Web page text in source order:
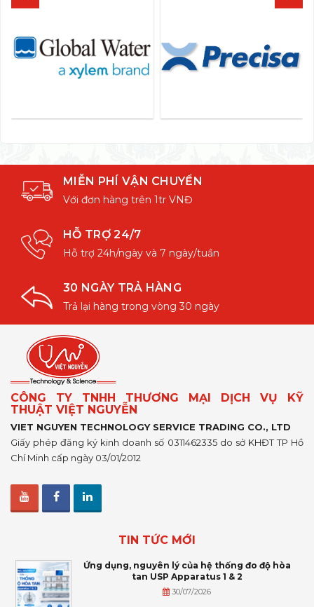
MIỄN PHÍ VẬN CHUYỂN
Với đơn hàng trên 1tr VNĐ
HỖ TRỢ 24/7
Hỗ trợ 24h/ngày và 7 ngày/tuần
30 NGÀY TRẢ HÀNG
Trả lại hàng trong vòng 30 ngày
CÔNG TY TNHH THƯƠNG MẠI DỊCH VỤ KỸ
THUẬT VIỆT NGUYỄN
VIET NGUYEN TECHNOLOGY SERVICE TRADING CO., LTD
Giấy phép đăng ký kinh doanh số 0311462335 do sở KHĐT TP Hồ
Chí Minh cấp ngày 03/01/2012
TIN TỨC MỚI
Ứng dụng, nguyên lý của hệ thống đo độ hòa
tan USP Apparatus 1 & 2
30/07/2026